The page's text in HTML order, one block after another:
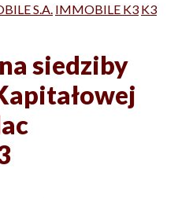
S.A. IMMOBILE K3 K3
siedziby